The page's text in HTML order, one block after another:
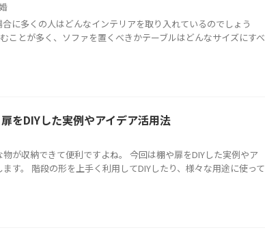
に多くの人はどんなインテリアを取り入れているのでしょう
ことが多く、ソファを置くべきかテーブルはどんなサイズにすべ
をDIYした実例やアイデア活用法
が収納できて便利ですよね。 今回は棚や扉をDIYした実例やア
す。 階段の形を上手く利用してDIYしたり、様々な用途に使って